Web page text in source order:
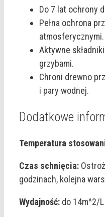
Do 7 lat ochrony
Pełna ochrona
atmosferycznymi.
Aktywne
grzybami.
Chroni drewno
i pary wodnej.
Dodatkowe
Temperatura
Czas schnięcia:
godzinach, kolejna
Wydajność: do 14m^2/L